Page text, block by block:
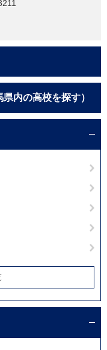
内の高校を探す）